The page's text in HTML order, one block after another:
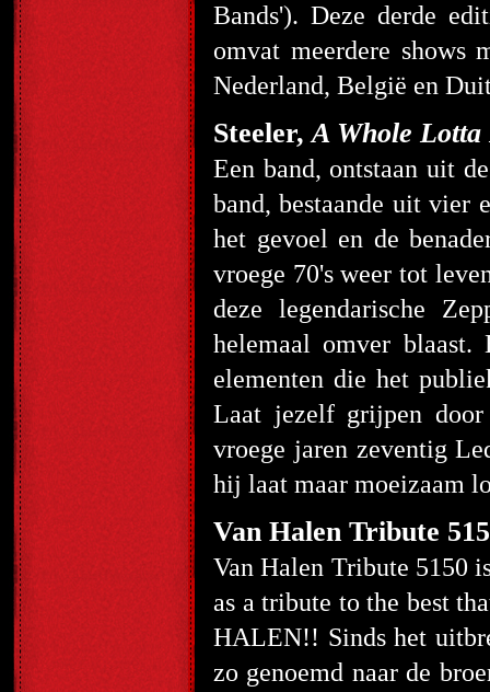
Bands'). Deze derde
omvat meerdere shows
Nederland, België en
Steeler,A Whole
Een band, ontstaan uit
band, bestaande uit vier
het gevoel en de
vroege 70's weer tot
deze legendarische
helemaal omver
elementen die het
Laat jezelf grijpen door
vroege jaren zeventig
hij laat maar moeizaam
Van Halen Tribute
Van Halen Tribute 5150
as a tribute to the best
HALEN!! Sinds het
zo genoemd naar de